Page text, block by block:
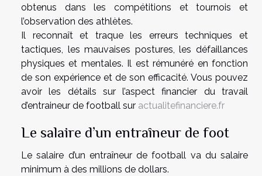
obtenus dans les compétitions et tournois et
l’observation des athlètes.
Il reconnaît et traque les erreurs techniques et
tactiques, les mauvaises postures, les défaillances
physiques et mentales. Il est rémunéré en fonction
de son expérience et de son efficacité. Vous pouvez
avoir les détails sur l’aspect financier du travail
d’entraineur de football sur actualitefinanciere.fr
Le salaire d’un entraîneur de foot
Le salaire d’un entraîneur de football va du salaire
minimum à des millions de dollars.